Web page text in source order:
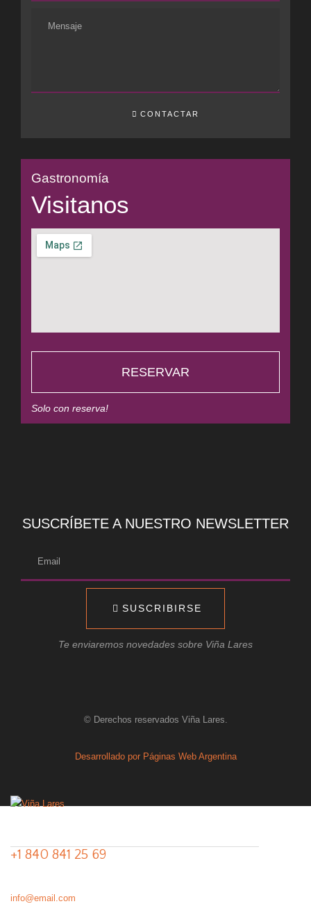
CONTACTAR
Gastronomía
Visitanos
RESERVAR
Solo con reserva!
SUSCRÍBETE A NUESTRO NEWSLETTER
SUSCRIBIRSE
Te enviaremos novedades sobre Viña Lares
© Derechos reservados Viña Lares.
Desarrollado por Páginas Web Argentina
+1 840 841 25 69
info@email.com